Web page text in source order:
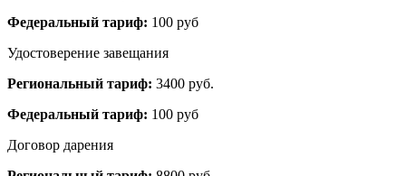
Федеральный тариф: 100 руб
Удостоверение завещания
Региональный тариф: 3400 руб.
Федеральный тариф: 100 руб
Договор дарения